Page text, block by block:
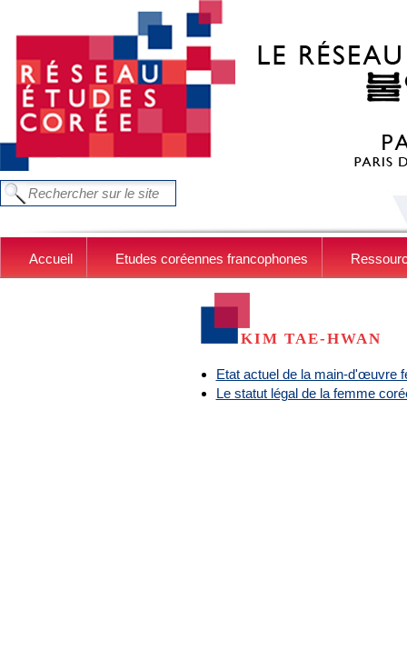
Aller au contenu principal
FORMULAIRE DE RECHERCHE
Chercher dans ce site
Accueil Etudes coréennes francophones
KIM TAE-HWAN
Etat actuel de la main-d'œuvre
Le statut légal de la femme